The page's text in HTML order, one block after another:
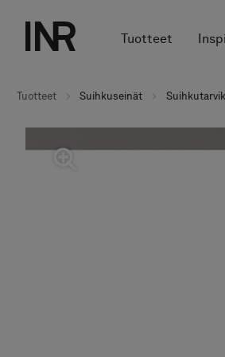
Tuotteet
Tuotteet Suihkuseinät